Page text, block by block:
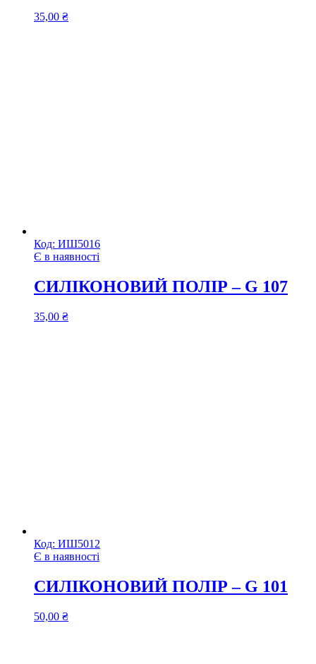
35,00 ₴
Код: ИШ5016
Є в наявності
СИЛІКОНОВИЙ ПОЛІР – G 107
35,00 ₴
Код: ИШ5012
Є в наявності
СИЛІКОНОВИЙ ПОЛІР – G 101
50,00 ₴